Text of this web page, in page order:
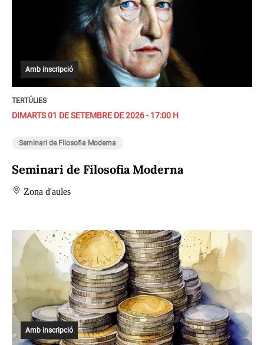
Amb inscripció
TERTÚLIES
DIMARTS 01 DE SETEMBRE DE 2026 - 17:00 H
Seminari de Filosofia Moderna
Seminari de Filosofia Moderna
Zona d'aules
Amb inscripció